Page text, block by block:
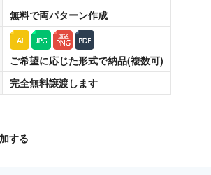
無料で両パターン作成
ご希望に応じた形式で納品(複数可)
完全無料譲渡します
する